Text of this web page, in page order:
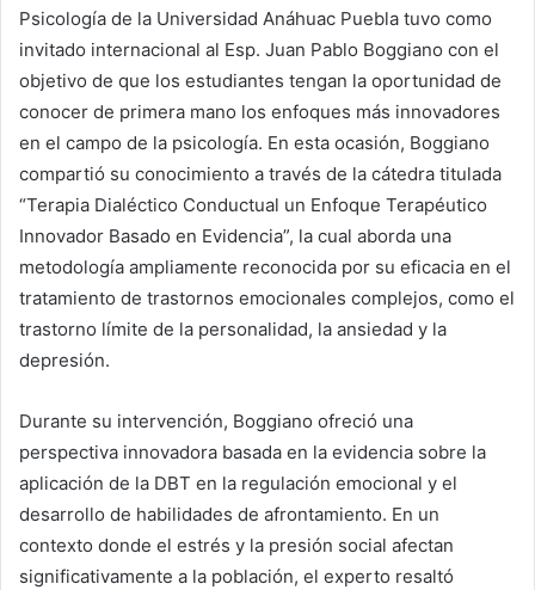
Psicología de la Universidad Anáhuac Puebla tuvo como
invitado internacional al Esp. Juan Pablo Boggiano con el
objetivo de que los estudiantes tengan la oportunidad de
conocer de primera mano los enfoques más innovadores
en el campo de la psicología. En esta ocasión, Boggiano
compartió su conocimiento a través de la cátedra titulada
“Terapia Dialéctico Conductual un Enfoque Terapéutico
Innovador Basado en Evidencia”, la cual aborda una
metodología ampliamente reconocida por su eficacia en el
tratamiento de trastornos emocionales complejos, como el
trastorno límite de la personalidad, la ansiedad y la
depresión.
Durante su intervención, Boggiano ofreció una
perspectiva innovadora basada en la evidencia sobre la
aplicación de la DBT en la regulación emocional y el
desarrollo de habilidades de afrontamiento. En un
contexto donde el estrés y la presión social afectan
significativamente a la población, el experto resaltó